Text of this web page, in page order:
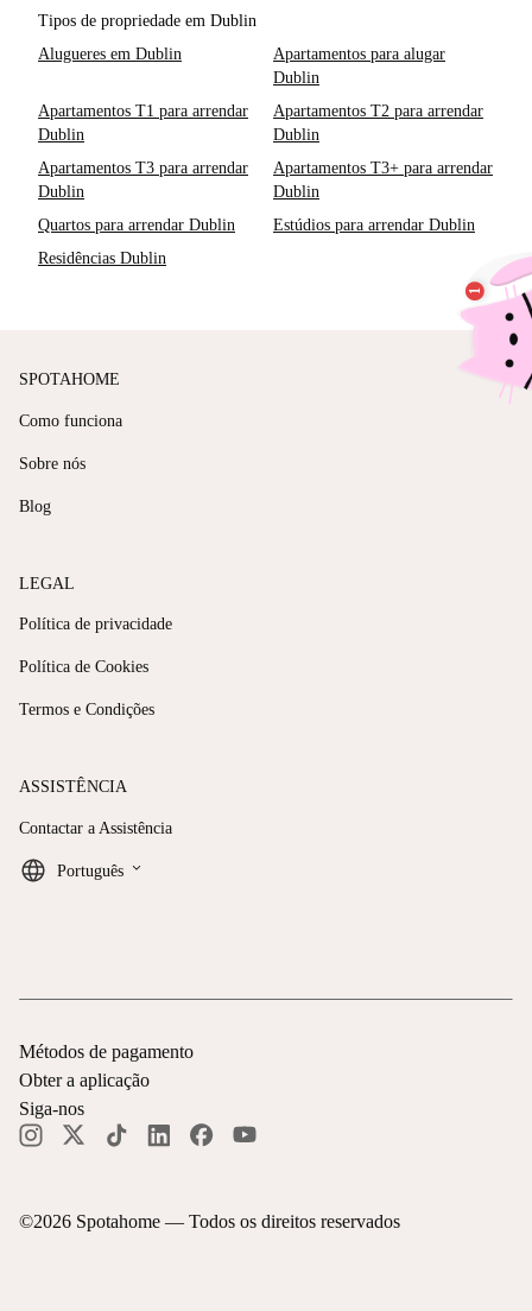
Tipos de propriedade em Dublin
Alugueres em Dublin
Apartamentos para alugar
Dublin
Apartamentos T1 para arrendar
Dublin
Apartamentos T2 para arrendar
Dublin
Apartamentos T3 para arrendar
Dublin
Apartamentos T3+ para arrendar
Dublin
Quartos para arrendar Dublin
Estúdios para arrendar Dublin
Residências Dublin
SPOTAHOME
Como funciona
Sobre nós
Blog
LEGAL
Política de privacidade
Política de Cookies
Termos e Condições
ASSISTÊNCIA
Contactar a Assistência
Português keyboard_arrow_down
©2026 Spotahome — Todos os direitos reservados
Métodos de pagamento
Obter a aplicação
Siga-nos